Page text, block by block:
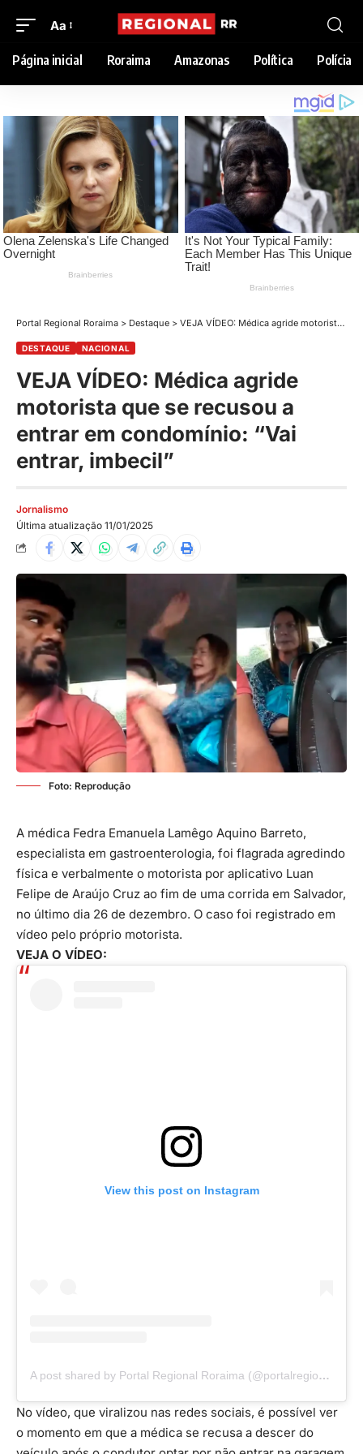
Aa
Página inicial Roraima Amazonas Política Polícia
Portal Regional Roraima > Destaque > VEJA VÍDEO: Médica agride motorista que se recusou a entrar em condomínio: “Vai entrar, imbecil”
DESTAQUE NACIONAL
VEJA VÍDEO: Médica agride
motorista que se recusou a
entrar em condomínio: “Vai
entrar, imbecil”
Última atualização 11/01/2025
Jornalismo
Foto: Reprodução
A médica Fedra Emanuela Lamêgo Aquino Barreto,
especialista em gastroenterologia, foi flagrada agredindo
física e verbalmente o motorista por aplicativo Luan
Felipe de Araújo Cruz ao fim de uma corrida em Salvador,
no último dia 26 de dezembro. O caso foi registrado em
vídeo pelo próprio motorista.
VEJA O VÍDEO:
View this post on Instagram
A post shared by Portal Regional Roraima (@portalregionalroraima)
No vídeo, que viralizou nas redes sociais, é possível ver
o momento em que a médica se recusa a descer do